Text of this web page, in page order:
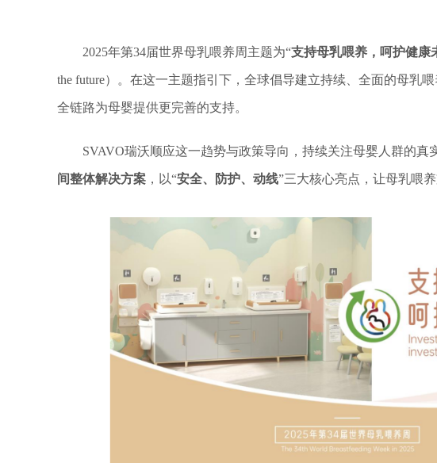
2025年第34届世界母乳喂养周主题为“支持母乳喂养，呵护健康
the future）。在这一主题指引下，全球倡导建立持续、全面的母乳
全链路为母婴提供更完善的支持。
SVAVO瑞沃顺应这一趋势与政策导向，持续关注母婴人群的真
间整体解决方案 ，以“安全、防护、动线”三大核心亮点，让母乳喂